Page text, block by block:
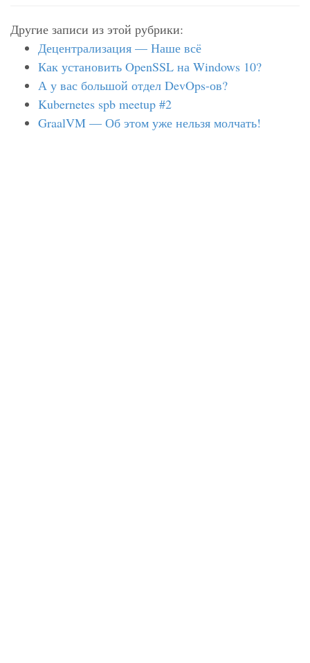
Другие записи из этой рубрики:
Децентрализация — Наше всё
Как установить OpenSSL на Windows 10?
А у вас большой отдел DevOps-ов?
Kubernetes spb meetup #2
GraalVM — Об этом уже нельзя молчать!